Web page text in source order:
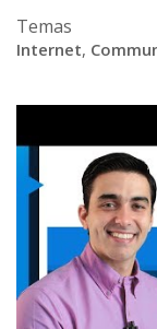
Temas
Internet,